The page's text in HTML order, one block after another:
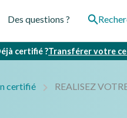
Des questions ?
certifié ?Transférer votre
certifié REALISEZ